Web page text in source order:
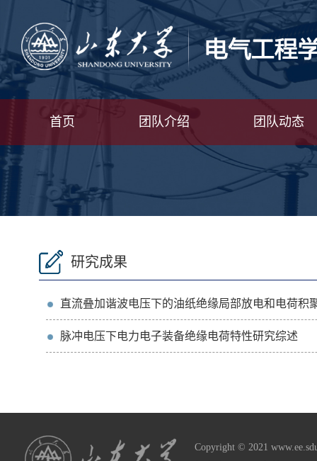
首页 团队介绍 团队动态
研究成果
直流叠加谐波电压下的油纸绝缘局部放电和电荷积
脉冲电压下电力电子装备绝缘电荷特性研究综述
Copyright © 2021